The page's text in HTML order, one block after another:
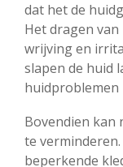
dat het de
Het dragen
wrijving en
slapen de huid
huidproblemen
Bovendien kan
te
beperkende